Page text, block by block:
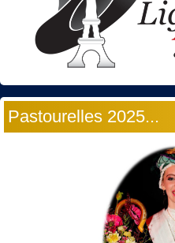
Pastourelles 2025...